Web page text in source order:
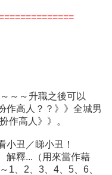
～～升職之後可以
作高人？？》》全城男
作高人》》。
小丑／睇小丑！
解釋...（用來當作藉
1、2、3、4、5、6、